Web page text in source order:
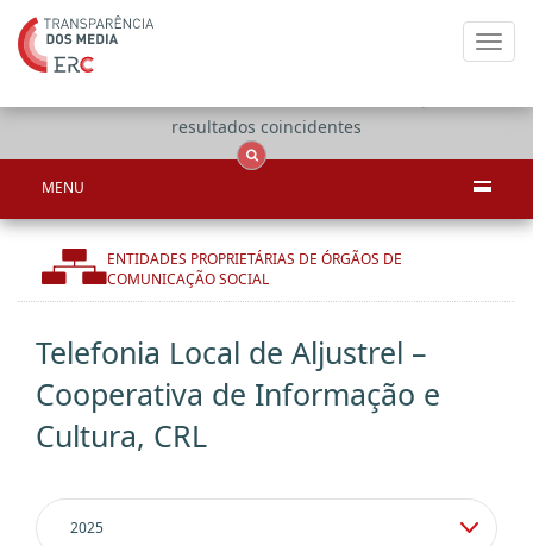
resultados coincidentes
MENU
ENTIDADES PROPRIETÁRIAS DE ÓRGÃOS DE
COMUNICAÇÃO SOCIAL
Telefonia Local de Aljustrel –
Cooperativa de Informação e
Cultura, CRL